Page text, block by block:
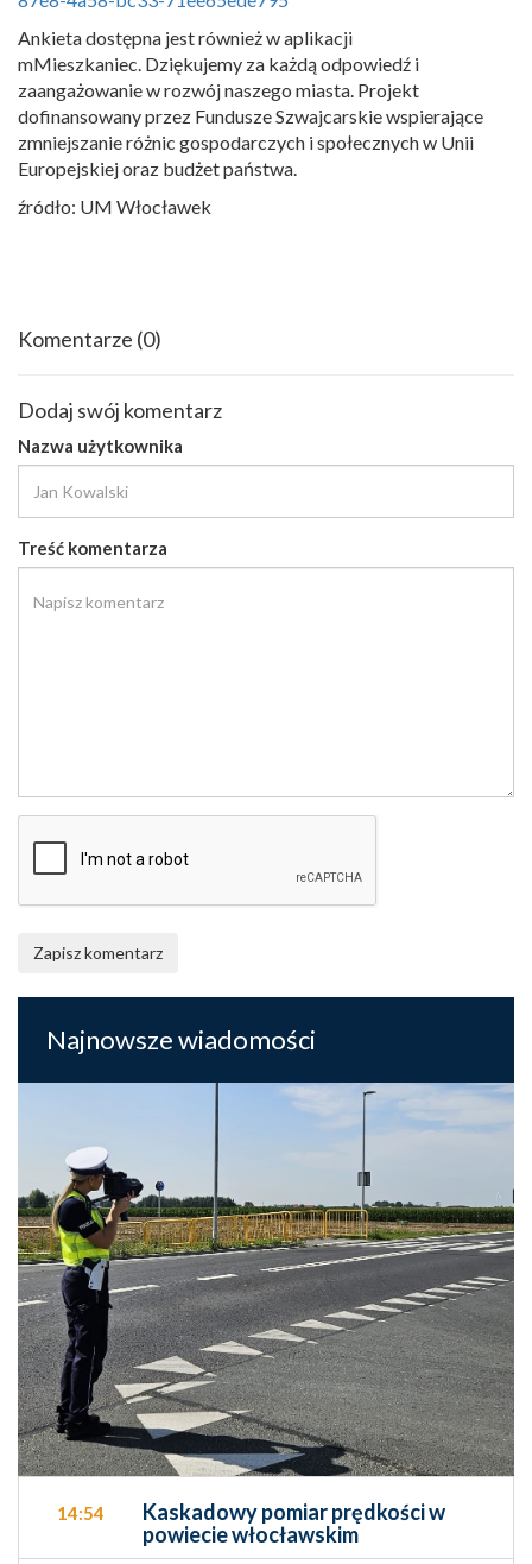
Ankieta dostępna jest również w aplikacji
mMieszkaniec. Dziękujemy za każdą odpowiedź i
zaangażowanie w rozwój naszego miasta. Projekt
dofinansowany przez Fundusze Szwajcarskie wspierające
zmniejszanie różnic gospodarczych i społecznych w Unii
Europejskiej oraz budżet państwa.
źródło: UM Włocławek
Komentarze (0)
Dodaj swój komentarz
Nazwa użytkownika
Treść komentarza
Zapisz komentarz
Najnowsze wiadomości
14:54
Kaskadowy pomiar prędkości w
powiecie włocławskim